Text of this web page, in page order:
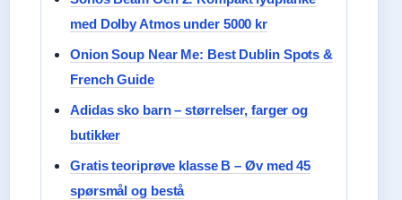
med Dolby Atmos under 5000 kr
Onion Soup Near Me: Best Dublin Spots &
French Guide
Adidas sko barn – størrelser, farger og
butikker
Gratis teoriprøve klasse B – Øv med 45
spørsmål og bestå